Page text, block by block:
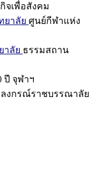
จเพื่อสังคม
ยาลัย ศูนย์กีฬาแห่ง
าลัย ธรรมสถาน
ปี จุฬาฯ
งกรณ์ราชบรรณาลัย